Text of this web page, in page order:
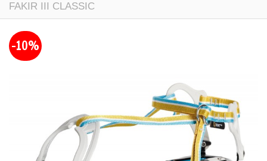
FAKIR III CLASSIC
-10%